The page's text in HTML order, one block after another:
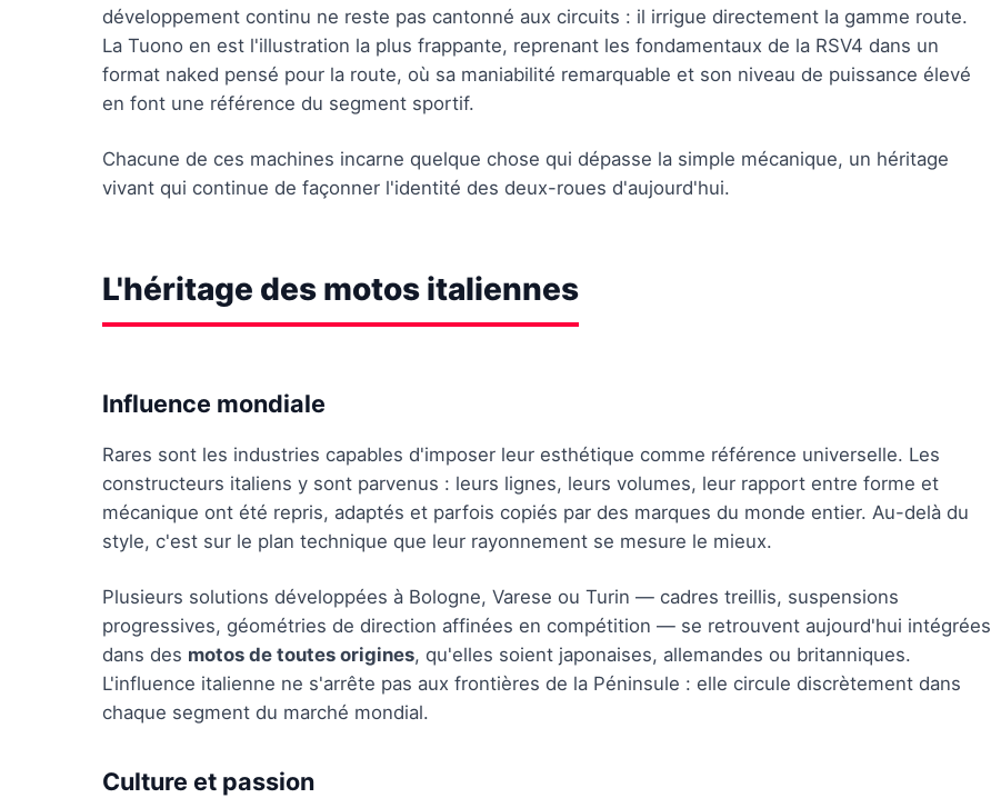
développement continu ne reste pas cantonné aux circuits : il irrigue directement la gamme route.
La Tuono en est l'illustration la plus frappante, reprenant les fondamentaux de la RSV4 dans un
format naked pensé pour la route, où sa maniabilité remarquable et son niveau de puissance élevé
en font une référence du segment sportif.
Chacune de ces machines incarne quelque chose qui dépasse la simple mécanique, un héritage
vivant qui continue de façonner l'identité des deux-roues d'aujourd'hui.
L'héritage des motos italiennes
Influence mondiale
Rares sont les industries capables d'imposer leur esthétique comme référence universelle. Les
constructeurs italiens y sont parvenus : leurs lignes, leurs volumes, leur rapport entre forme et
mécanique ont été repris, adaptés et parfois copiés par des marques du monde entier. Au-delà du
style, c'est sur le plan technique que leur rayonnement se mesure le mieux.
Plusieurs solutions développées à Bologne, Varese ou Turin — cadres treillis, suspensions
progressives, géométries de direction affinées en compétition — se retrouvent aujourd'hui intégrées
dans des motos de toutes origines, qu'elles soient japonaises, allemandes ou britanniques.
L'influence italienne ne s'arrête pas aux frontières de la Péninsule : elle circule discrètement dans
chaque segment du marché mondial.
Culture et passion